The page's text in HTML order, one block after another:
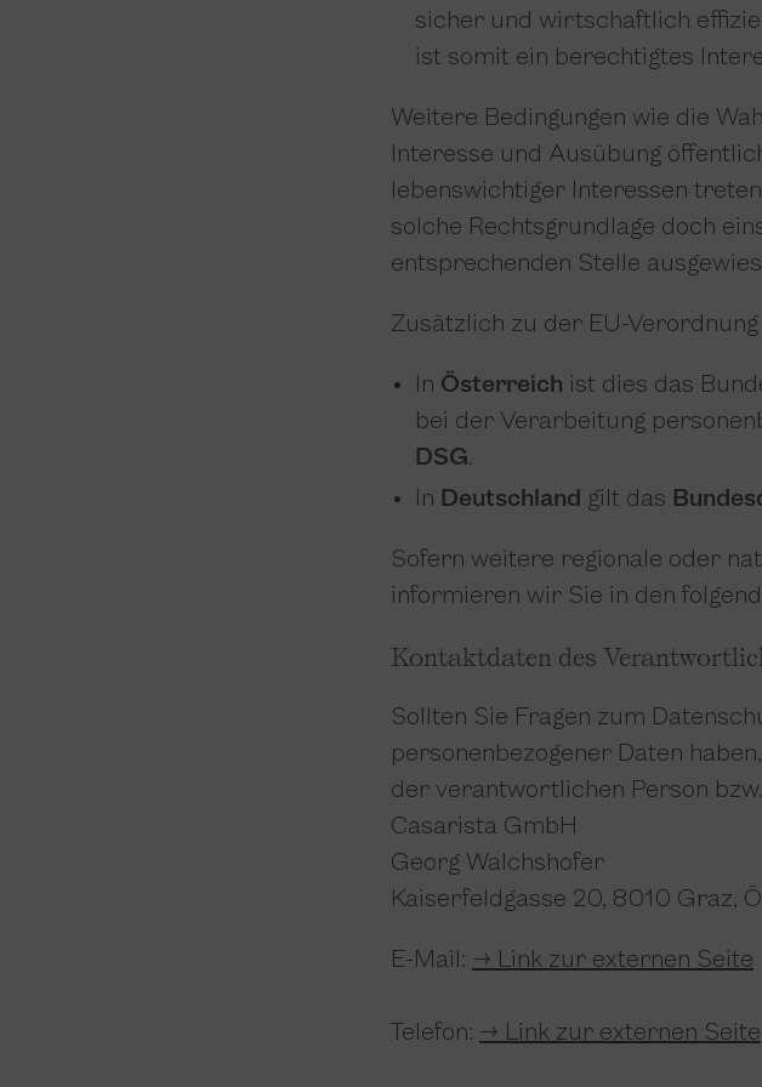
sicher und wirtschaftlich
ist somit ein berechtigtes
Weitere Bedingungen wie die
Interesse und Ausübung
lebenswichtiger Interessen
solche Rechtsgrundlage doch
entsprechenden Stelle
Zusätzlich zu der EU-
In Österreich ist dies das
bei der Verarbeitung
DSG.
In Deutschland gilt das
Sofern weitere regionale oder
informieren wir Sie in den
Kontaktdaten des
Sollten Sie Fragen zum
personenbezogener Daten
der verantwortlichen Person
Casarista GmbH
Georg Walchshofer
Kaiserfeldgasse 20, 8010 Graz,
E-Mail: → Link zur externen Seite
Telefon: → Link zur externen Seite